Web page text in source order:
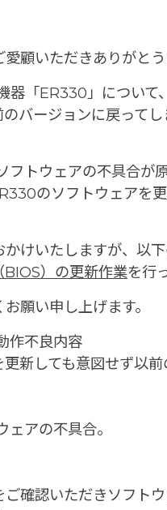
顧いただきありがとう
器「ER330」について
のバージョンに戻って
フトウェアの不具合が
のソフトウェアを
かけいたしますが、以
BIOS）の更新作業を行
願い申し上げます。
作不良内容
更新しても意図せず以
ェアの不具合。
ご確認いただきソフト